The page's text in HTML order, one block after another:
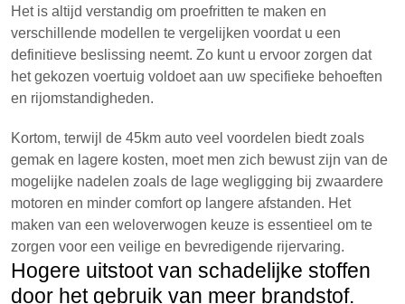
Het is altijd verstandig om proefritten te maken en
verschillende modellen te vergelijken voordat u een
definitieve beslissing neemt. Zo kunt u ervoor zorgen dat
het gekozen voertuig voldoet aan uw specifieke behoeften
en rijomstandigheden.
Kortom, terwijl de 45km auto veel voordelen biedt zoals
gemak en lagere kosten, moet men zich bewust zijn van de
mogelijke nadelen zoals de lage wegligging bij zwaardere
motoren en minder comfort op langere afstanden. Het
maken van een weloverwogen keuze is essentieel om te
zorgen voor een veilige en bevredigende rijervaring.
Hogere uitstoot van schadelijke stoffen
door het gebruik van meer brandstof.